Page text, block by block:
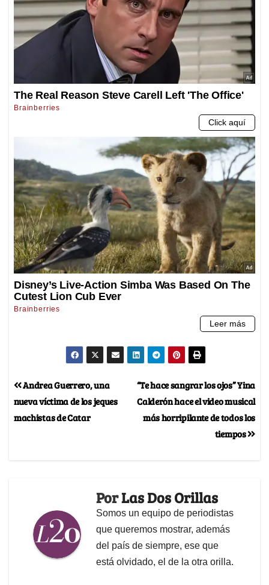
“Te hace sangrar los ojos” Yina
Calderón hace el video musical
más horripilante de todos los
tiempos
Andrea Guerrero, una
nueva víctima de los jeques
machistas de Catar
PorLas Dos Orillas
Somos un equipo de periodistas
que queremos mostrar, además
del país de siempre, ese que
está olvidado, el de la otra orilla.